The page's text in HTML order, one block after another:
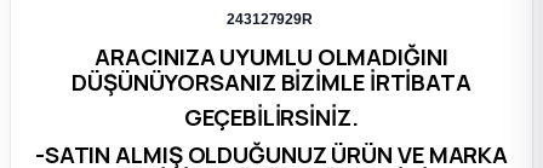
243127929R
ARACINIZA UYUMLU OLMADIĞINI
DÜŞÜNÜYORSANIZ BİZİMLE İRTİBATA
GEÇEBİLİRSİNİZ.
-SATIN ALMIŞ OLDUĞUNUZ ÜRÜN VE MARKA